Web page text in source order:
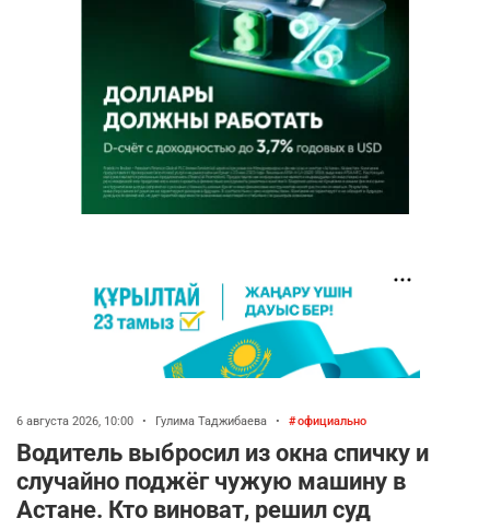
6 августа 2026, 10:00 • Гулима Таджибаева • официально
Водитель выбросил из окна спичку и
случайно поджёг чужую машину в
Астане. Кто виноват, решил суд